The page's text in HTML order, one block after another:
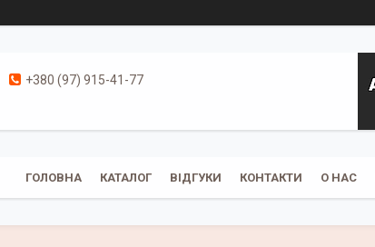
+380 (97) 915-41-77
ГОЛОВНА КАТАЛОГ ВІДГУКИ КОНТАКТИ О НАС